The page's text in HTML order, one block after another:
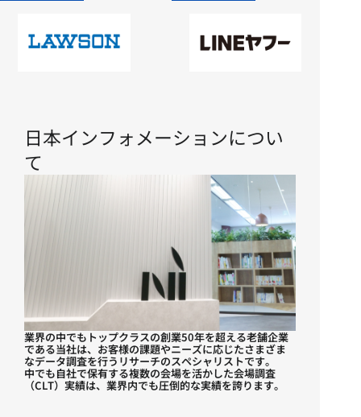
日本インフォメーションについ
て
業界の中でもトップクラスの創業50年を超える老舗企業
である当社は、お客様の課題やニーズに応じたさまざま
なデータ調査を行うリサーチのスペシャリストです。
中でも自社で保有する複数の会場を活かした会場調査
（CLT）実績は、業界内でも圧倒的な実績を誇ります。